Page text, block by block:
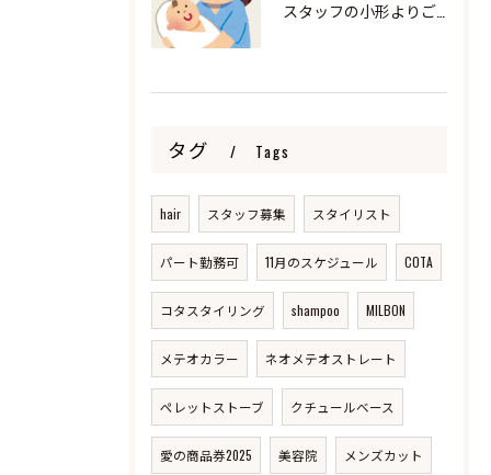
タグ Tags
hair スタッフ募集 スタイリスト
パート勤務可 11月のスケジュール COTA
コタスタイリング shampoo MILBON
メテオカラー ネオメテオストレート
ペレットストーブ クチュールベース
愛の商品券2025 美容院 メンズカット